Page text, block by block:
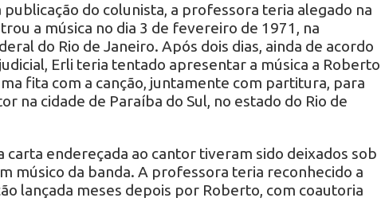
publicação do colunista, a professora teria alegado na
a música no dia 3 de fevereiro de 1971, na
do Rio de Janeiro. Após dois dias, ainda de acordo
Erli teria tentado apresentar a música a Roberto
fita com a canção, juntamente com partitura, para
na cidade de Paraíba do Sul, no estado do Rio de
carta endereçada ao cantor tiveram sido deixados sob
músico da banda. A professora teria reconhecido a
lançada meses depois por Roberto, com coautoria